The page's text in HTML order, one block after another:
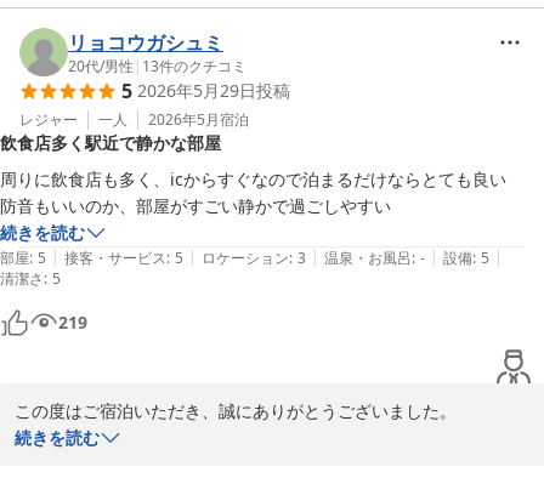
ｂｌｕｅ ｑｕａｄ ｈｏｔｅｌ 諏訪
2026-07-21
「コスパ最強」とのお言葉をいただき、大変嬉しく思います。
ご家族でのご滞在に当ホテルをお選びいただき、快適にお過ごしい
ただけたようで何よりでございます。
一方で、臭いにつきましてご不快な思いをさせてしまい申し訳ござ
いませんでした。
清掃や換気には十分注意しておりますが、いただいたご意見を真摯
に受け止め、より快適な客室環境づくりに努めてまいります。
貴重なご意見をお寄せいただきありがとうございました。
また機会がございましたら、ご家族皆様でのご利用をスタッフ一同
心よりお待ちしております。
ｂｌｕｅ ｑｕａｄ ｈｏｔｅｌ 諏訪
リョコウガシュミ
20代/男性 | 13件のクチコミ
5 2026年5月29日投稿
レジャー 一人 2026年5月宿泊
飲食店多く駅近で静かな部屋
周りに飲食店も多く、icからすぐなので泊まるだけならとても良い
続きを読む
部屋: 5 | 接客・サービス: 5 | ロケーション: 3 | 温泉・お風呂: - | 設備: 5 |
清潔さ: 5
219
この度はご宿泊いただき、誠にありがとうございました。
続きを読む